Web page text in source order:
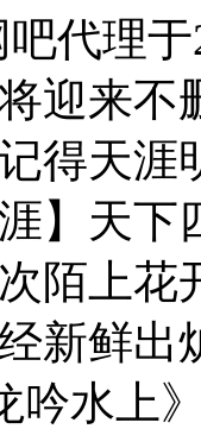
代理
迎来不
得天涯
】天
陌上花
新鲜出
吟水上